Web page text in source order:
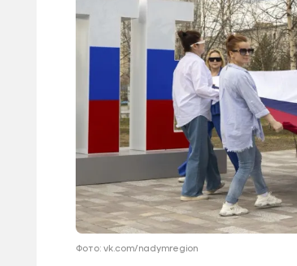
Тазовский район
Шурышкарский район
Ямальский район
Фото: vk.com/nadymregion